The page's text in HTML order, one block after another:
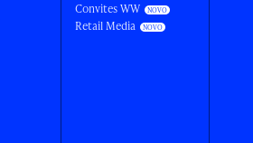
Convites WW
Retail Media